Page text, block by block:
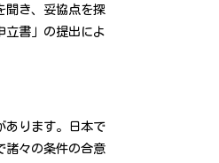
聞き、妥協点を探
立書」の提出によ
あります。日本で
諸々の条件の合意